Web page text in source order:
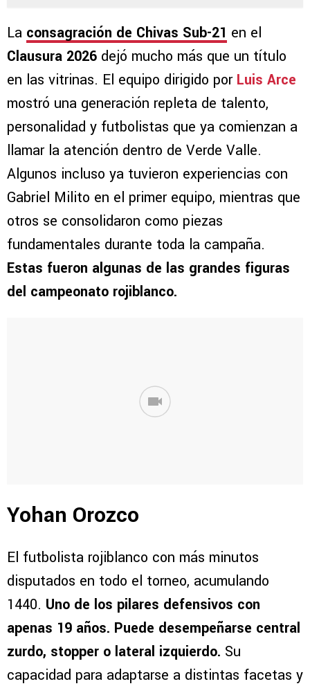
La consagración de Chivas Sub-21 en el
Clausura 2026 dejó mucho más que un título
en las vitrinas. El equipo dirigido por Luis Arce
mostró una generación repleta de talento,
personalidad y futbolistas que ya comienzan a
llamar la atención dentro de Verde Valle.
Algunos incluso ya tuvieron experiencias con
Gabriel Milito en el primer equipo, mientras que
otros se consolidaron como piezas
fundamentales durante toda la campaña.
Estas fueron algunas de las grandes figuras
del campeonato rojiblanco.
Yohan Orozco
El futbolista rojiblanco con más minutos
disputados en todo el torneo, acumulando
1440. Uno de los pilares defensivos con
apenas 19 años. Puede desempeñarse central
zurdo, stopper o lateral izquierdo. Su
capacidad para adaptarse a distintas facetas y